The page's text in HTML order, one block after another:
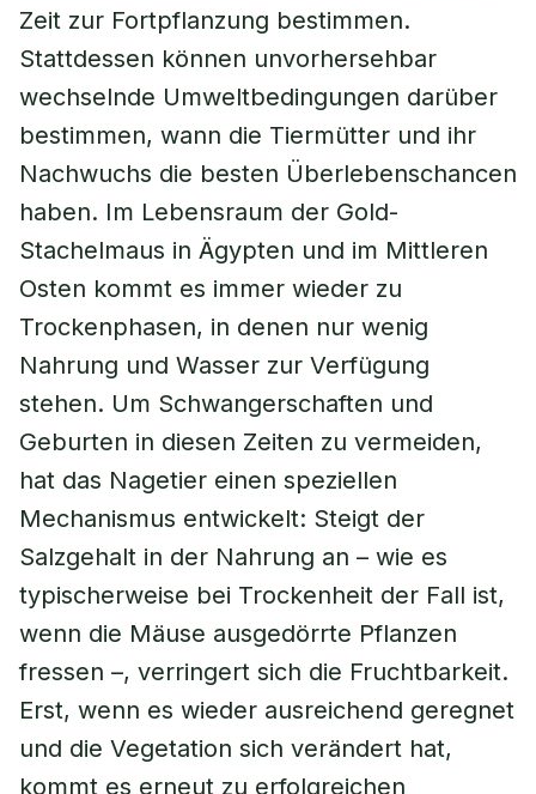
Zeit zur Fortpflanzung bestimmen.
Stattdessen können unvorhersehbar
wechselnde Umweltbedingungen darüber
bestimmen, wann die Tiermütter und ihr
Nachwuchs die besten Überlebenschancen
haben. Im Lebensraum der Gold-
Stachelmaus in Ägypten und im Mittleren
Osten kommt es immer wieder zu
Trockenphasen, in denen nur wenig
Nahrung und Wasser zur Verfügung
stehen. Um Schwangerschaften und
Geburten in diesen Zeiten zu vermeiden,
hat das Nagetier einen speziellen
Mechanismus entwickelt: Steigt der
Salzgehalt in der Nahrung an – wie es
typischerweise bei Trockenheit der Fall ist,
wenn die Mäuse ausgedörrte Pflanzen
fressen –, verringert sich die Fruchtbarkeit.
Erst, wenn es wieder ausreichend geregnet
und die Vegetation sich verändert hat,
kommt es erneut zu erfolgreichen